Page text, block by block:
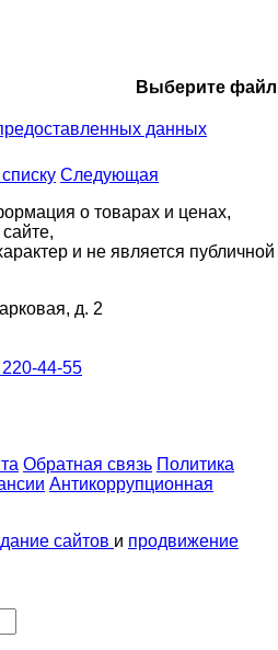
Выберите файл
данных
Следующая
о товарах и ценах,
и не является публичной
д. 2
44-55
Обратная связь Политика
Антикоррупционная
сайтов и продвижение